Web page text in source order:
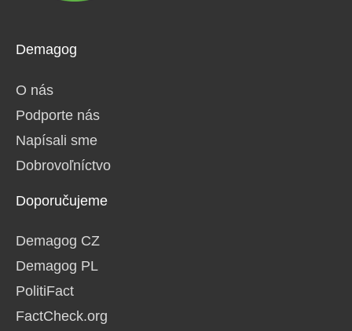
Demagog
O nás
Podporte nás
Napísali sme
Dobrovoľníctvo
Doporučujeme
Demagog CZ
Demagog PL
PolitiFact
FactCheck.org